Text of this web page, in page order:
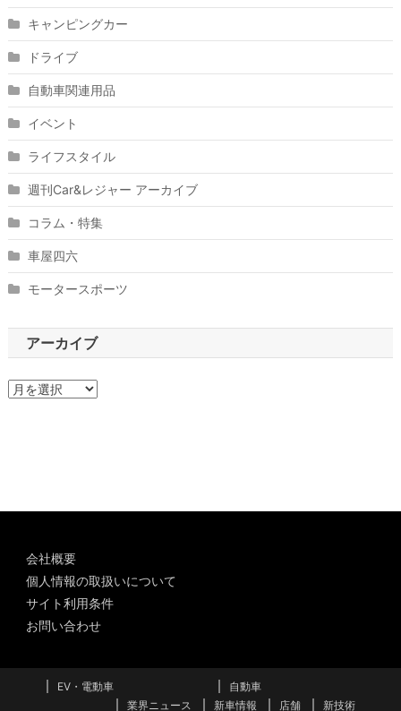
キャンピングカー
ドライブ
自動車関連用品
イベント
ライフスタイル
週刊Car&レジャー アーカイブ
コラム・特集
車屋四六
モータースポーツ
アーカイブ
ア
会社概要
個人情報の取扱いについて
サイト利用条件
お問い合わせ
EV・電動車
自動車
業界ニュース
新車情報 店舗 新技術